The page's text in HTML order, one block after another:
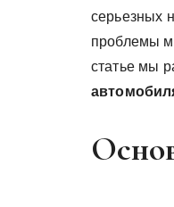
серьезных
проблемы
статье мы